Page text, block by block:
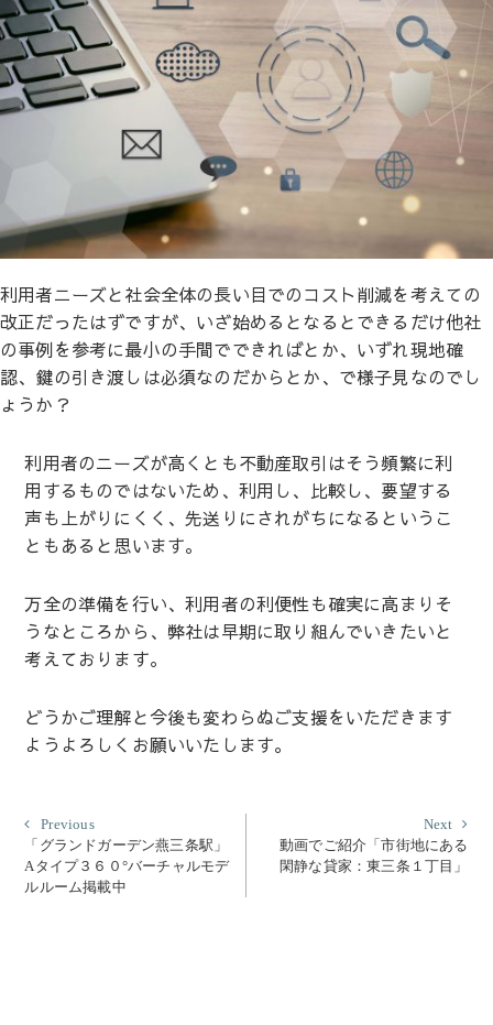
利用者ニーズと社会全体の長い目でのコスト削減を考えての
改正だったはずですが、いざ始めるとなるとできるだけ他社
の事例を参考に最小の手間でできればとか、いずれ現地確
認、鍵の引き渡しは必須なのだからとか、で様子見なのでし
ょうか？
利用者のニーズが高くとも不動産取引はそう頻繁に利
用するものではないため、利用し、比較し、要望する
声も上がりにくく、先送りにされがちになるというこ
ともあると思います。
万全の準備を行い、利用者の利便性も確実に高まりそ
うなところから、弊社は早期に取り組んでいきたいと
考えております。
どうかご理解と今後も変わらぬご支援をいただきます
ようよろしくお願いいたします。
投
稿
ナ
PreviousPrevious
post:
「グランドガーデン燕三条駅」
Aタイプ３６０°バーチャルモデ
ルルーム掲載中
Next
動画でご紹介「市街地にある
閑静な貸家：東三条１丁目」